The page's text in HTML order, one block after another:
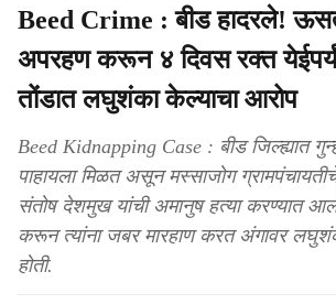
Beed Crime : बीड हादरले!
अपरहण करून ४ दिवस रक्त
तोंडात लघुशंका केल्याचा आरोप
Beed Kidnapping Case : बीड जिल्ह्यात
पाहायला मिळत असून मस्साजोग
संतोष देशमुख यांची अमानुष हत्या करण्यात
करून त्यांना जबर मारहाण करत अंगावर
होती.